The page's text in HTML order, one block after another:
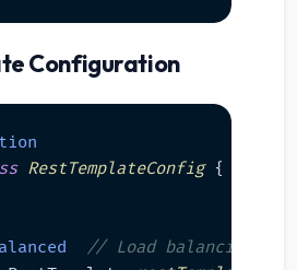
Configuration
RestTemplateConfig {
// Load balancing সহ